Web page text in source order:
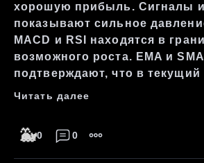
хорошую прибыль. Сигналы
показывают сильное
MACD и RSI находятся в
возможного роста. EMA и SMA
подтверждают, что в
Читать далее
🐳0 0